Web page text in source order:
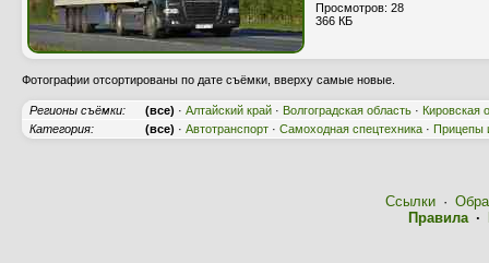
Просмотров: 28
366 КБ
Фотографии отсортированы по дате съёмки, вверху самые новые.
Регионы съёмки: (все) · Алтайский край · Волгоградская область · Кировская
Категория:
(все) · Автотранспорт · Самоходная спецтехника · Прицепы
Ссылки·
Правила·